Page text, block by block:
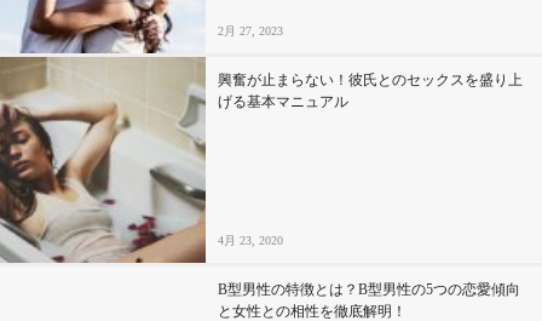
2月 27, 2023
興奮が止まらない！彼氏とのセックスを盛り上
げる基本マニュアル
4月 23, 2020
B型男性の特徴とは？B型男性の5つの恋愛傾向
と女性との相性を徹底解明！